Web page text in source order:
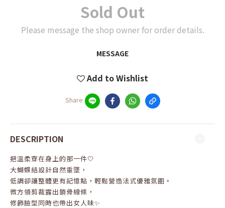
Sold Out
Please message the shop owner for order details.
MESSAGE
Add to Wishlist
Share
DESCRIPTION
把溫柔穿在身上的那一件🤍
大蝴蝶結設計自然垂墜，
低調卻讓整體更有記憶點，輕鬆營造法式優雅氛圍。
微方領剪裁露出鎖骨線條，
修飾臉型同時也帶出女人味✨